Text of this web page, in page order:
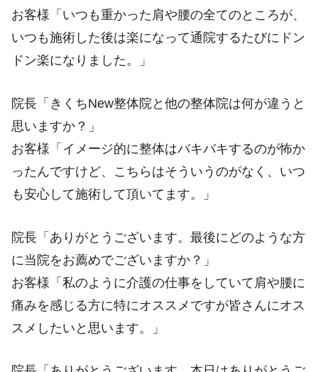
お客様「いつも重かった肩や腰の全てのところが、
いつも施術した後は楽になって通院するたびにドン
ドン楽になりました。」
院長「きくちNew整体院と他の整体院は何が違うと
思いますか？」
お客様「イメージ的に整体はバキバキするのが怖か
ったんですけど、こちらはそういうのがなく、いつ
も安心して施術して頂いてます。」
院長「ありがとうございます。最後にどのような方
に当院をお薦めでございますか？」
お客様「私のように介護の仕事をしていて肩や腰に
痛みを感じる方に特にオススメですが皆さんにオス
スメしたいと思います。」